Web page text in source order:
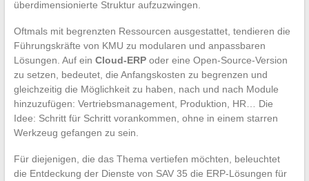
überdimensionierte Struktur aufzuzwingen.
Oftmals mit begrenzten Ressourcen ausgestattet, tendieren die
Führungskräfte von KMU zu modularen und anpassbaren
Lösungen. Auf ein Cloud-ERPoder eine Open-Source-Version
zu setzen, bedeutet, die Anfangskosten zu begrenzen und
gleichzeitig die Möglichkeit zu haben, nach und nach Module
hinzuzufügen: Vertriebsmanagement, Produktion, HR… Die
Idee: Schritt für Schritt vorankommen, ohne in einem starren
Werkzeug gefangen zu sein.
Für diejenigen, die das Thema vertiefen möchten, beleuchtet
die Entdeckung der Dienste von SAV 35 die ERP-Lösungen für